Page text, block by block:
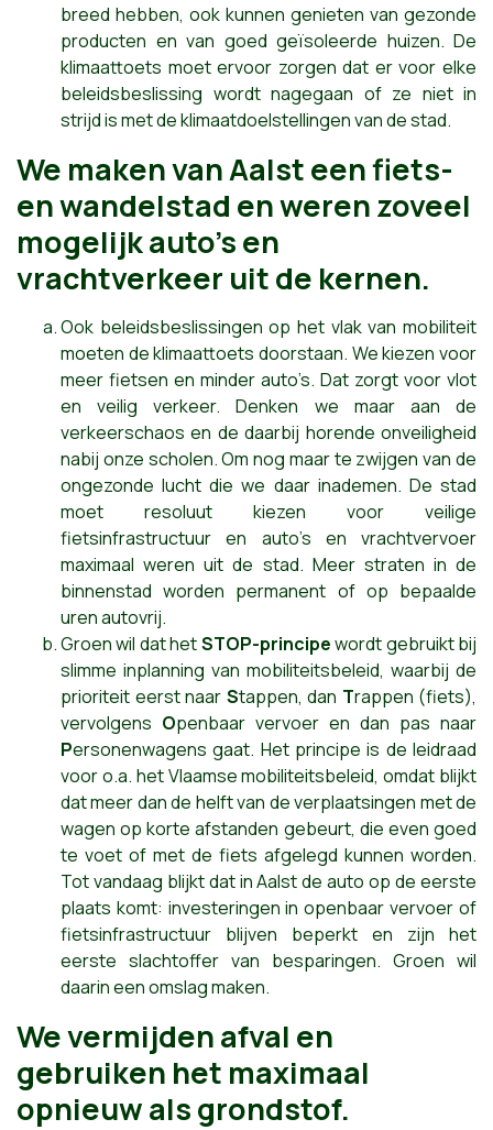
breed hebben, ook kunnen genieten van gezonde
producten en van goed geïsoleerde huizen. De
klimaattoets moet ervoor zorgen dat er voor elke
beleidsbeslissing wordt nagegaan of ze niet in
strijd is met de klimaatdoelstellingen van de stad.
We maken van Aalst een fiets-
en wandelstad en weren zoveel
mogelijk auto’s en
vrachtverkeer uit de kernen.
Ook beleidsbeslissingen op het vlak van mobiliteit
moeten de klimaattoets doorstaan. We kiezen voor
meer fietsen en minder auto’s. Dat zorgt voor vlot
en veilig verkeer. Denken we maar aan de
verkeerschaos en de daarbij horende onveiligheid
nabij onze scholen. Om nog maar te zwijgen van de
ongezonde lucht die we daar inademen. De stad
moet resoluut kiezen voor veilige
fietsinfrastructuur en auto’s en vrachtvervoer
maximaal weren uit de stad. Meer straten in de
binnenstad worden permanent of op bepaalde
uren autovrij.
Groen wil dat hetSTOP-principewordt gebruikt bij
slimme inplanning van mobiliteitsbeleid, waarbij de
prioriteit eerst naar Stappen, dan Trappen (fiets),
vervolgens Openbaar vervoer en dan pas naar
Personenwagens gaat. Het principe is de leidraad
voor o.a. het Vlaamse mobiliteitsbeleid, omdat blijkt
dat meer dan de helft van de verplaatsingen met de
wagen op korte afstanden gebeurt, die even goed
te voet of met de fiets afgelegd kunnen worden.
Tot vandaag blijkt dat in Aalst de auto op de eerste
plaats komt: investeringen in openbaar vervoer of
fietsinfrastructuur blijven beperkt en zijn het
eerste slachtoffer van besparingen. Groen wil
daarin een omslag maken.
We vermijden afval en
gebruiken het maximaal
opnieuw als grondstof.